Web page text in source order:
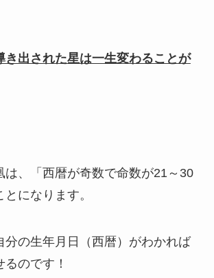
き出された星は一生変わることが
は、「西暦が奇数で命数が21～30
になります。
分の生年月日（西暦）がわかれば
のです！